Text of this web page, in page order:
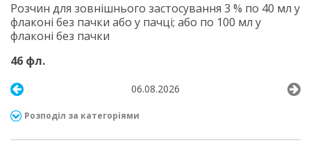
Розчин для зовнішнього застосування 3 % по 40 мл у
флаконі без пачки або у пачці; або по 100 мл у
флаконі без пачки
46 фл.
06.08.2026
Розподіл за категоріями